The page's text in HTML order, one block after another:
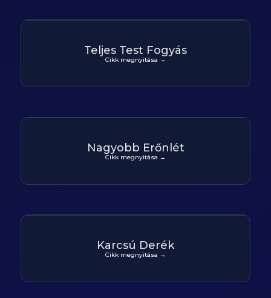
Teljes Test Fogyás
Cikk megnyitása →
Nagyobb Erőnlét
Cikk megnyitása →
Karcsú Derék
Cikk megnyitása →